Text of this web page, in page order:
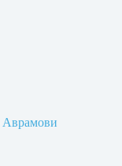
Аврамови